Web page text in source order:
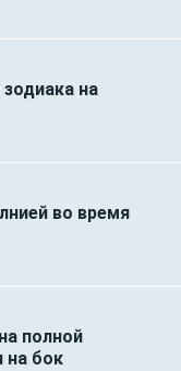
на
во время
полной
на бок